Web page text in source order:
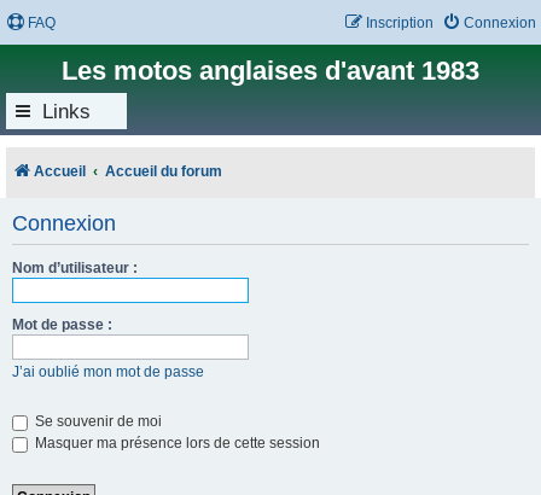
FAQ Connexion
Inscription
Les motos anglaises d'avant 1983
Links
Accueil Accueil du forum
Connexion
Nom d’utilisateur :
Mot de passe :
J’ai oublié mon mot de passe
Se souvenir de moi
Masquer ma présence lors de cette session